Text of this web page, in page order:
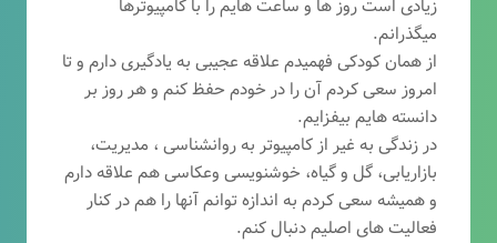
زیادی است روز ها و ساعت هایم را با کامپیوترها
میگذرانم.
از همان کودکی فهمیدم علاقه عجیبی به یادگیری دارم و تا
امروز سعی کردم آن را در خودم حفظ کنم و هر روز بر
دانسته هایم بیفزایم.
در زندگی به غیر از کامپیوتر به روانشناسی ، مدیریت،
بازاریابی، گل و گیاه، خوشنویسی وعکاسی هم علاقه دارم
و همیشه سعی کردم به اندازه توانم آنها را هم در کنار
فعالیت های اصلیم دنبال کنم.